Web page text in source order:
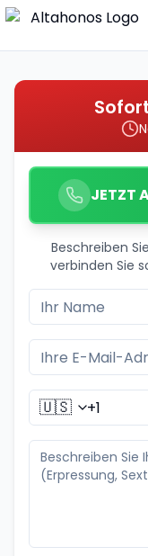
JETZT
Beschreiben
verbinden Sie
🇺🇸